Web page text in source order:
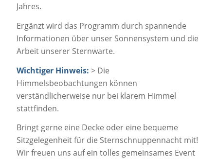
Jahres.
Ergänzt wird das Programm durch spannende
Informationen über unser Sonnensystem und die
Arbeit unserer Sternwarte.
Wichtiger Hinweis: > Die
Himmelsbeobachtungen können
verständlicherweise nur bei klarem Himmel
stattfinden.
Bringt gerne eine Decke oder eine bequeme
Sitzgelegenheit für die Sternschnuppennacht mit!
Wir freuen uns auf ein tolles gemeinsames Event